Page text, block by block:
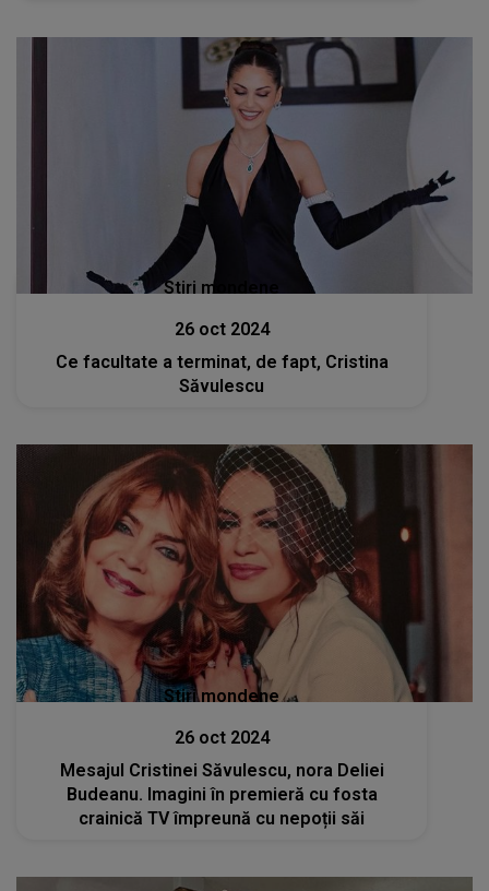
Stiri mondene
26 oct 2024
Ce facultate a terminat, de fapt, Cristina
Săvulescu
Stiri mondene
26 oct 2024
Mesajul Cristinei Săvulescu, nora Deliei
Budeanu. Imagini în premieră cu fosta
crainică TV împreună cu nepoții săi